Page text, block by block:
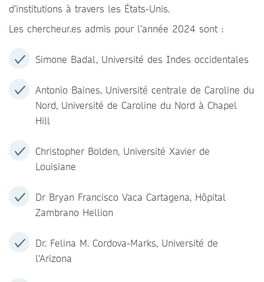
d’institutions à travers les États-Unis.
Les chercheur.es admis pour l’année 2024 sont :
Simone Badal, Université des Indes occidentales
Antonio Baines, Université centrale de Caroline du
Nord, Université de Caroline du Nord à Chapel
Hill
Christopher Bolden, Université Xavier de
Louisiane
Dr Bryan Francisco Vaca Cartagena, Hôpital
Zambrano Hellion
Dr. Felina M. Cordova-Marks, Université de
l'Arizona